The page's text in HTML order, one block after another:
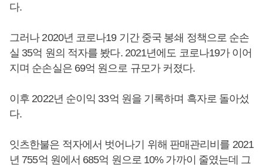
다.
그러나 2020년 코로나19 기간 중국 봉쇄 정책으로 순손
실 35억 원의 적자를 봤다. 2021년에도 코로나19가 이어
지며 순손실은 69억 원으로 규모가 커졌다.
이후 2022년 순이익 33억 원을 기록하며 흑자로 돌아섰
다.
잇츠한불은 적자에서 벗어나기 위해 판매관리비를 2021
년 755억 원에서 685억 원으로 10% 가까이 줄였는데 그